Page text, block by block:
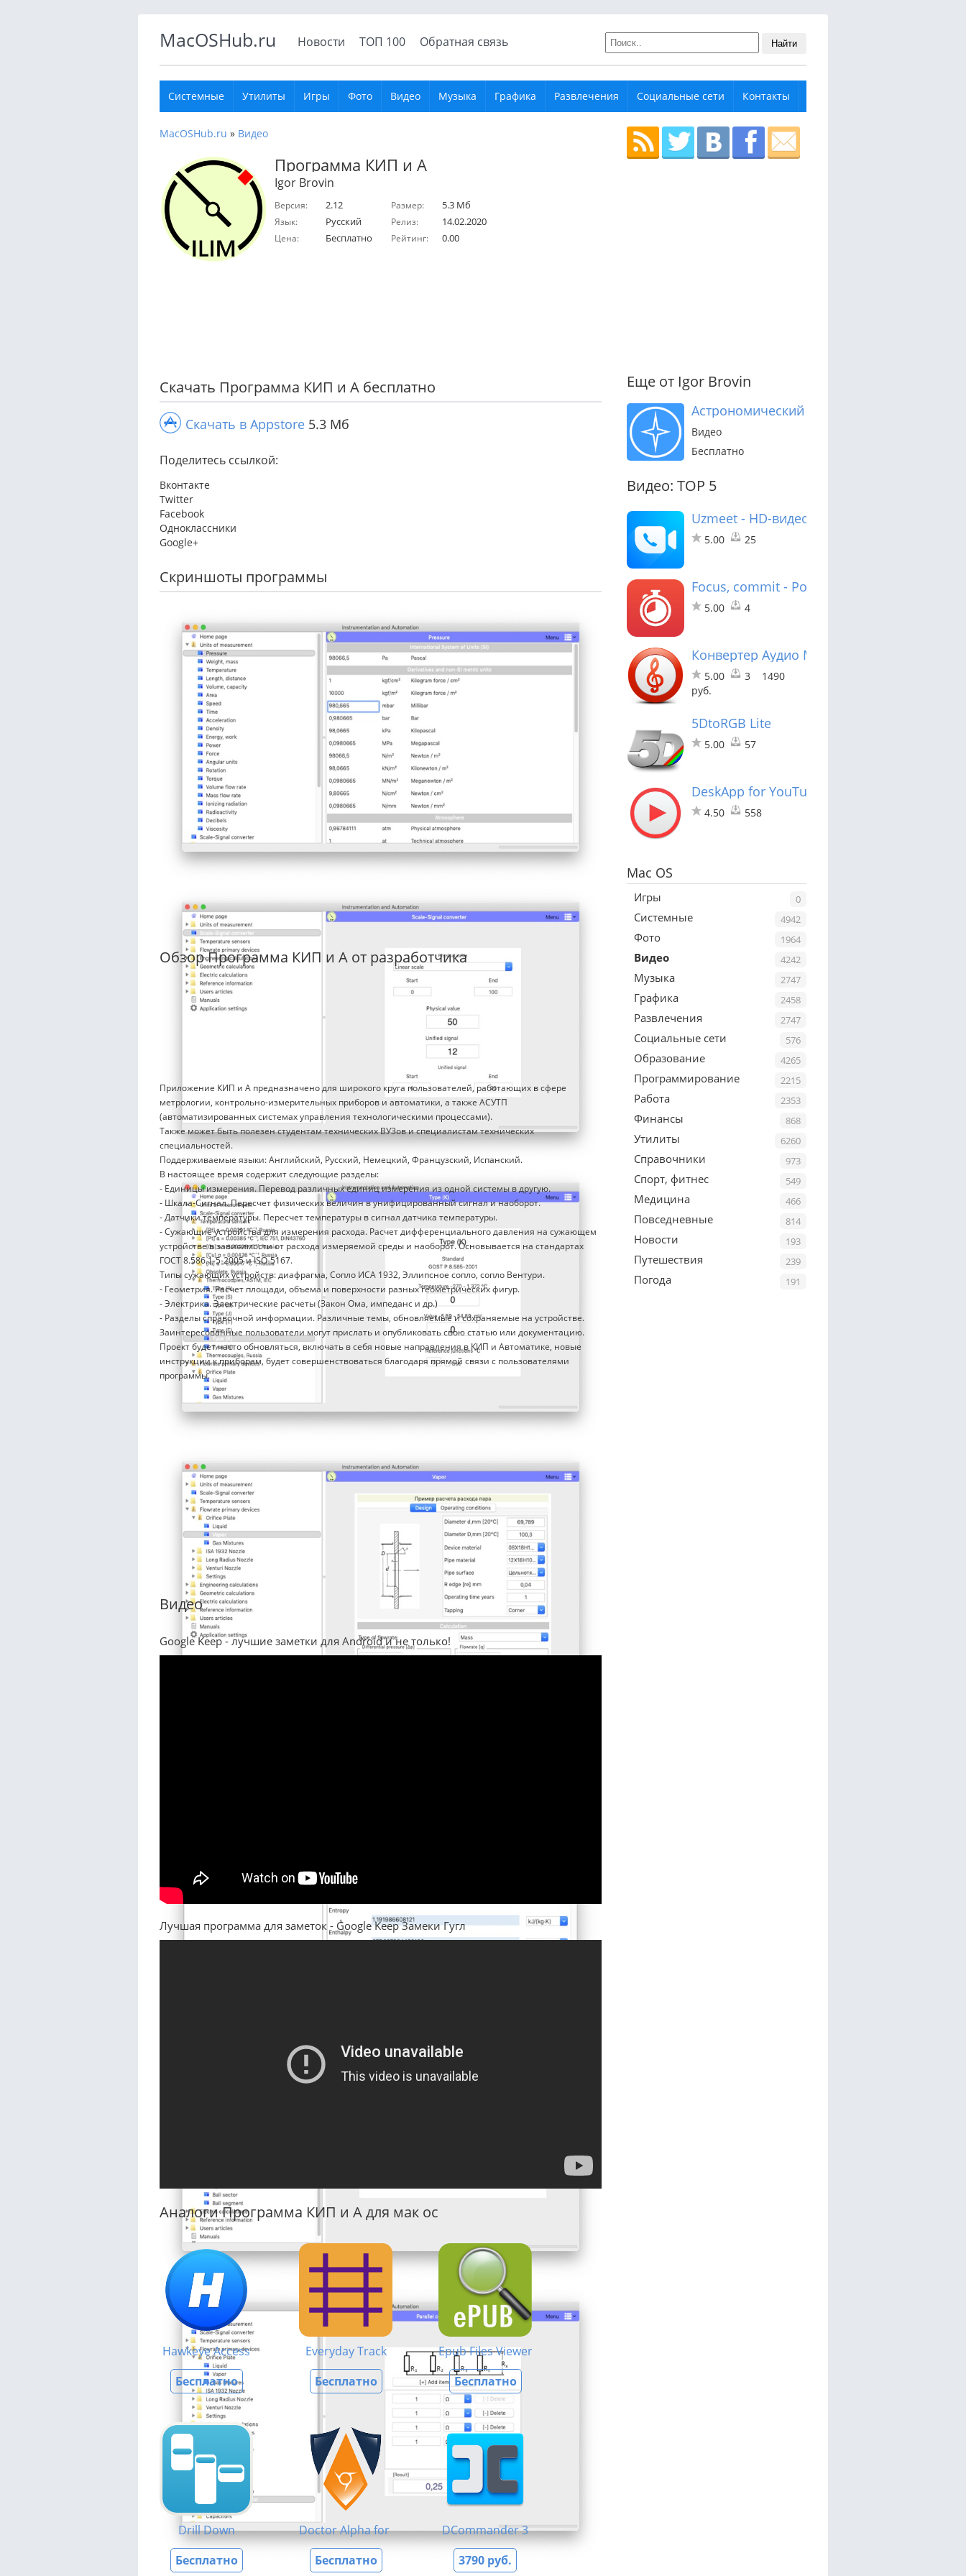
MacOSHub.ru Новости ТОП 100 Обратная связь Найти
Системные Утилиты Игры Фото Видео Музыка Графика Развлечения Социальные сети Контакты
MacOSHub.ru » Видео
Программа КИП и А
Igor Brovin
Версия: 2.12
Язык: Русский
Цена: Бесплатно
Размер: 5.3 Мб
Релиз: 14.02.2020
Рейтинг: 0.00
Скачать Программа КИП и А бесплатно
Скачать в Appstore 5.3 Мб
Поделитесь ссылкой:
Вконтакте
Twitter
Facebook
Одноклассники
Google+
Скриншоты программы
Обзор Программа КИП и А от разработчика
Приложение КИП и А предназначено для широкого круга пользователей, работающих в сфере
метрологии, контрольно-измерительных приборов и автоматики, а также АСУТП
(автоматизированных системах управления технологическими процессами).
Также может быть полезен студентам технических ВУЗов и специалистам технических
специальностей.
Поддерживаемые языки: Английский, Русский, Немецкий, Французский, Испанский.
В настоящее время содержит следующие разделы:
- Единицы измерения. Перевод различных единиц измерения из одной системы в другую.
- Шкала-Сигнал. Пересчет физических величин в унифицированный сигнал и наоборот.
- Датчики температуры. Пересчет температуры в сигнал датчика температуры.
- Сужающие устройства для измерения расхода. Расчет дифференциального давления на сужающем
устройстве в зависимости от расхода измеряемой среды и наоборот. Основывается на стандартах
ГОСТ 8.586.1-5-2005 и ISO-5167.
Типы сужающих устройств: диафрагма, Сопло ИСА 1932, Эллипсное сопло, сопло Вентури.
- Геометрия. Расчет площади, объема и поверхности разных геометрических фигур.
- Электрика. Электрические расчеты (Закон Ома, импеданс и др.)
- Разделы справочной информации. Различные темы, обновляемые и сохраняемые на устройстве.
Заинтересованные пользователи могут прислать и опубликовать свою статью или документацию.
Проект будет часто обновляться, включать в себя новые направления в КИП и Автоматике, новые
инструкции к приборам, будет совершенствоваться благодаря прямой связи с пользователями
программы.
Видео
Google Keep - лучшие заметки для Android и не только!
Лучшая программа для заметок - Google Keep Замеки Гугл
Аналоги Программа КИП и А для мак ос
Hawkeye Access
Бесплатно
Everyday Track
Бесплатно
Epub Files Viewer
Бесплатно
Drill Down
Бесплатно
Doctor Alpha for Chrome
Бесплатно
DCommander 3
3790 руб.
Еще от Igor Brovin
Астрономический Альманах
Видео
Бесплатно
Видео: TOP 5
Uzmeet - HD-видео встреча
5.00 25
Focus, commit - Pomodoro Timer
5.00 4
Конвертер Аудио Movavi
5.00 3
1490
руб.
5DtoRGB Lite
5.00 57
DeskApp for YouTube
4.50 558
Mac OS
0
Игры
4942
Системные
1964
Фото
4242
Видео
2747
Музыка
2458
Графика
2747
Развлечения
576
Социальные сети
4265
Образование
2215
Программирование
2353
Работа
868
Финансы
6260
Утилиты
973
Справочники
549
Спорт, фитнес
466
Медицина
814
Повседневные
193
Новости
239
Путешествия
191
Погода